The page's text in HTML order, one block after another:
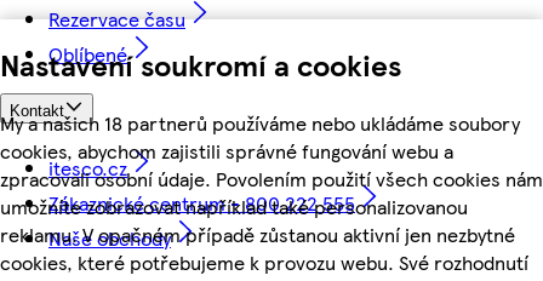
Nastavení soukromí a cookies
My a našich 18 partnerů používáme nebo ukládáme soubory
cookies, abychom zajistili správné fungování webu a
zpracovali osobní údaje. Povolením použití všech cookies nám
umožníte zobrazovat například také personalizovanou
reklamu. V opačném případě zůstanou aktivní jen nezbytné
cookies, které potřebujeme k provozu webu. Své rozhodnutí
Rezervace času
Oblíbené
Kontakt
itesco.cz
Zákaznické centrum - 800 222 555
Naše obchody